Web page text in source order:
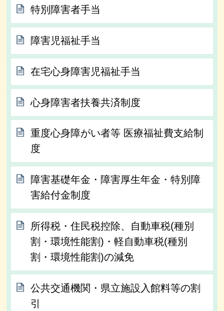
特別障害者手当
障害児福祉手当
在宅心身障害児福祉手当
心身障害者扶養共済制度
重度心身障がい者等 医療福祉費支給制
度
障害基礎年金・障害厚生年金・特別障
害給付金制度
所得税・住民税控除、自動車税(種別
割・環境性能割)・軽自動車税(種別
割・環境性能割)の減免
公共交通機関・県立施設入館料等の割
引